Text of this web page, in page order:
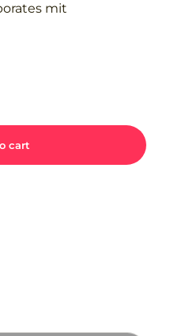
mit